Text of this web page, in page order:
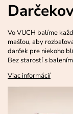
Vo VUCH balíme
mašľou, aby
darček pre niekoho
Bez starostí s
Viac informácií